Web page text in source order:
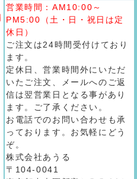
営業時間：AM10:00～
PM5:00（土・日・祝日は定
休日）
ご注文は24時間受付けており
ます。
定休日、営業時間外にいただ
いたご注文、メールへのご返
信は翌営業日となる事があり
ます。ご了承ください。
お電話でのお問い合わせも承
っております。お気軽にどう
ぞ。
株式会社あうる
〒104-0041